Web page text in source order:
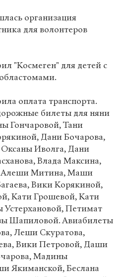
организация
для волонтеров
"Космеген" для детей с
оплата транспорта.
билеты для няни
Гончаровой, Тани
Дани Бочарова,
Иволга, Дани
Влада Максина,
Алеши Митина, Маши
Вики Корякиной,
Кати Грошевой, Кати
Устерхановой, Петимат
Шапиловой. Авиабилеты
Леши Скуратова,
Вики Петровой, Даши
Мадины
Якиманской, Беслана